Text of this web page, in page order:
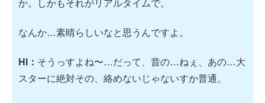
か。しかもそれがリアルタイムで。
なんか…素晴らしいなと思うんですよ。
HI： そうっすよね〜…だって、昔の…ねぇ、あの…大
スターに絶対その、絡めないじゃないすか普通。